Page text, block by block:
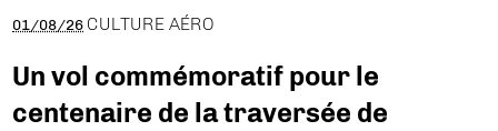
01/08/26 CULTURE AÉRO
Un vol commémoratif pour le
centenaire de la traversée de